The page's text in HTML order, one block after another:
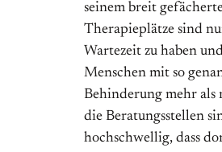
seinem breit
Therapieplätze sind
Wartezeit zu haben
Menschen mit so
Behinderung mehr als
die Beratungsstellen
hochschwellig, dass